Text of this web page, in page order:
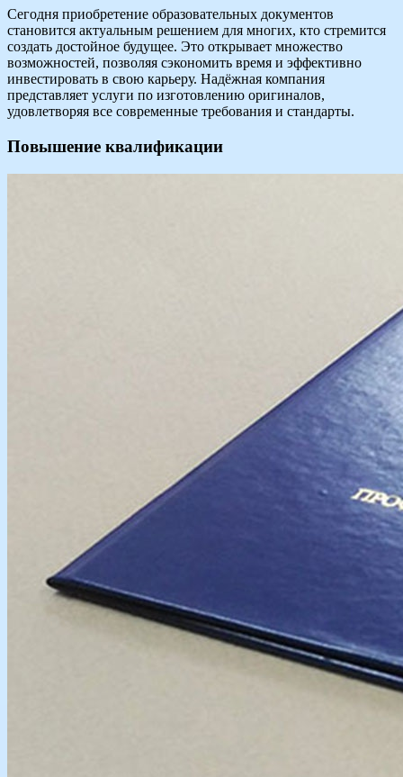
Сегодня приобретение образовательных документов
становится актуальным решением для многих, кто стремится
создать достойное будущее. Это открывает множество
возможностей, позволяя сэкономить время и эффективно
инвестировать в свою карьеру. Надёжная компания
представляет услуги по изготовлению оригиналов,
удовлетворяя все современные требования и стандарты.
Повышение квалификации